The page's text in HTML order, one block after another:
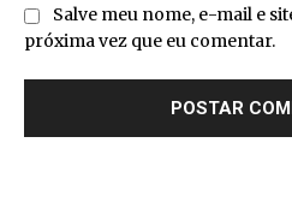
Salve meu nome, e-mail e
próxima vez que eu comentar.